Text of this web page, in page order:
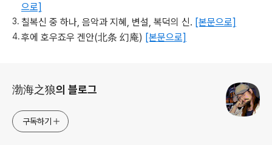
으로]
칠복신 중 하나, 음악과 지혜, 변설, 복덕의 신. [본문으로]
후에 호우죠우 겐안(北条 幻庵) [본문으로]
渤海之狼의 블로그
구독하기